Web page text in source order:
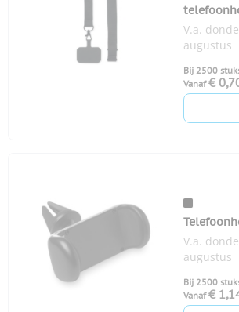
V.a.
augustus
Bij 2500
Vanaf €
V.a.
augustus
Bij 2500
Vanaf €